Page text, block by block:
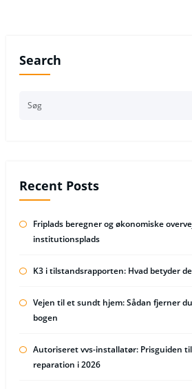
Search
Recent Posts
Friplads beregner og økonomiske
institutionsplads
K3 i tilstandsrapporten: Hvad betyder
Vejen til et sundt hjem: Sådan fjerner
bogen
Autoriseret vvs-installatør: Prisguiden
reparation i 2026